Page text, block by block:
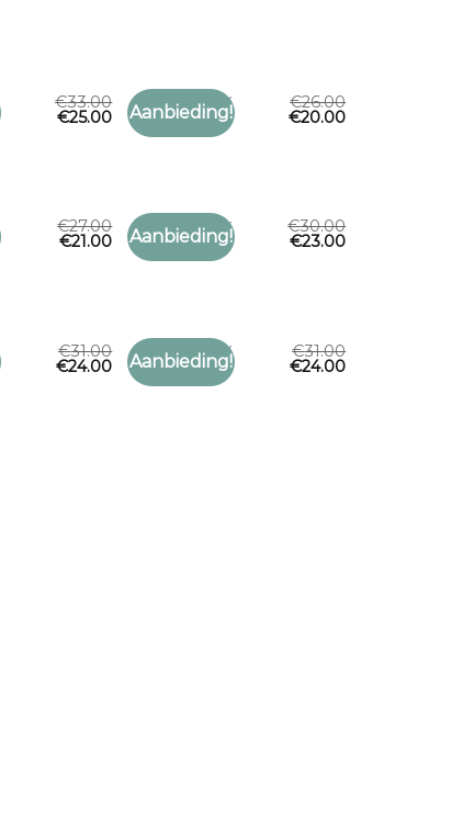
Toevoegen
€33.00
€25.00 Aanbieding!
Toevoegen
SJAAL SHOEBY
sjaal shoeby
€26.00
€20.00
Toevoegen
€27.00
€21.00 Aanbieding!
Toevoegen
SJAAL SHOEBY
sjaal shoeby
€30.00
€23.00
Toevoegen
€31.00
€24.00 Aanbieding!
Toevoegen
SJAAL SHOEBY
sjaal shoeby
€31.00
€24.00